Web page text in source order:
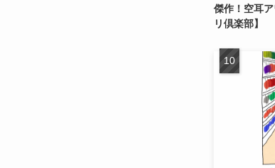
傑作！空耳
リ倶楽部】